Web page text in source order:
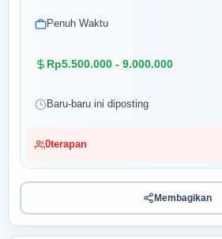
Penuh Waktu
Rp5.500.000 - 9.000.000
Baru-baru ini diposting
0terapan
Membagikan